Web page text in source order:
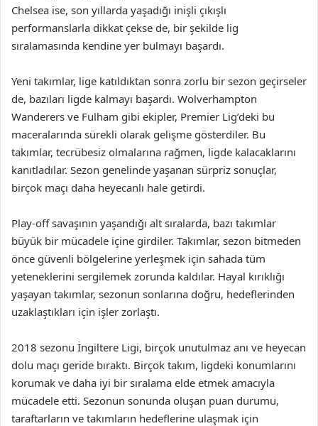
Chelsea ise, son yıllarda yaşadığı inişli çıkışlı
performanslarla dikkat çekse de, bir şekilde lig
sıralamasında kendine yer bulmayı başardı.
Yeni takımlar, lige katıldıktan sonra zorlu bir sezon geçirseler
de, bazıları ligde kalmayı başardı. Wolverhampton
Wanderers ve Fulham gibi ekipler, Premier Lig’deki bu
maceralarında sürekli olarak gelişme gösterdiler. Bu
takımlar, tecrübesiz olmalarına rağmen, ligde kalacaklarını
kanıtladılar. Sezon genelinde yaşanan sürpriz sonuçlar,
birçok maçı daha heyecanlı hale getirdi.
Play-off savaşının yaşandığı alt sıralarda, bazı takımlar
büyük bir mücadele içine girdiler. Takımlar, sezon bitmeden
önce güvenli bölgelerine yerleşmek için sahada tüm
yeteneklerini sergilemek zorunda kaldılar. Hayal kırıklığı
yaşayan takımlar, sezonun sonlarına doğru, hedeflerinden
uzaklaştıkları için işler zorlaştı.
2018 sezonu İngiltere Ligi, birçok unutulmaz anı ve heyecan
dolu maçı geride bıraktı. Birçok takım, ligdeki konumlarını
korumak ve daha iyi bir sıralama elde etmek amacıyla
mücadele etti. Sezonun sonunda oluşan puan durumu,
taraftarların ve takımların hedeflerine ulaşmak için